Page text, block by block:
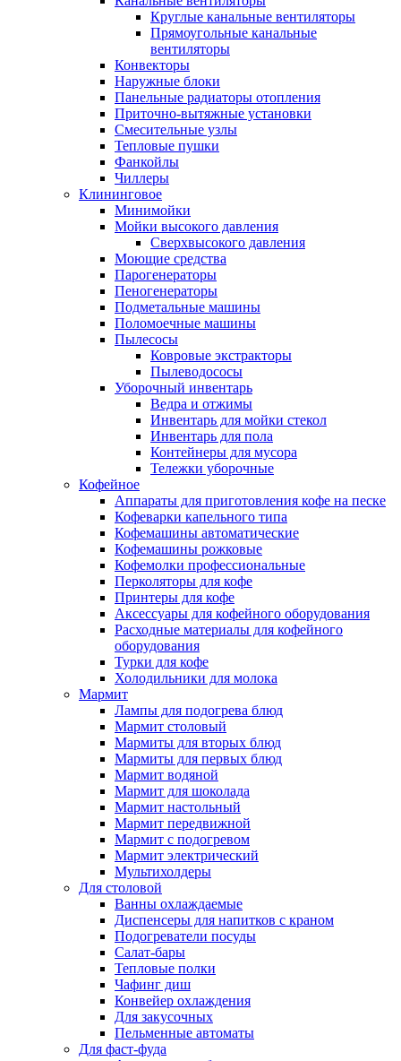
Круглые канальные вентиляторы
Прямоугольные канальные
вентиляторы
Конвекторы
Наружные блоки
Панельные радиаторы отопления
Приточно-вытяжные установки
Смесительные узлы
Тепловые пушки
Фанкойлы
Чиллеры
Клининговое
Минимойки
Мойки высокого давления
Сверхвысокого давления
Моющие средства
Парогенераторы
Пеногенераторы
Подметальные машины
Поломоечные машины
Пылесосы
Ковровые экстракторы
Пылеводососы
Уборочный инвентарь
Ведра и отжимы
Инвентарь для мойки стекол
Инвентарь для пола
Контейнеры для мусора
Тележки уборочные
Кофейное
Аппараты для приготовления кофе на песке
Кофеварки капельного типа
Кофемашины автоматические
Кофемашины рожковые
Кофемолки профессиональные
Перколяторы для кофе
Принтеры для кофе
Аксессуары для кофейного оборудования
Расходные материалы для кофейного
оборудования
Турки для кофе
Холодильники для молока
Мармит
Лампы для подогрева блюд
Мармит столовый
Мармиты для вторых блюд
Мармиты для первых блюд
Мармит водяной
Мармит для шоколада
Мармит настольный
Мармит передвижной
Мармит с подогревом
Мармит электрический
Мультихолдеры
Для столовой
Ванны охлаждаемые
Диспенсеры для напитков с краном
Подогреватели посуды
Салат-бары
Тепловые полки
Чафинг диш
Конвейер охлаждения
Для закусочных
Пельменные автоматы
Для фаст-фуда